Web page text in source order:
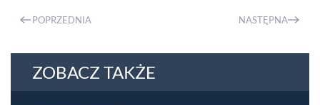
POPRZEDNIA NASTĘPNA
ZOBACZ TAKŻE